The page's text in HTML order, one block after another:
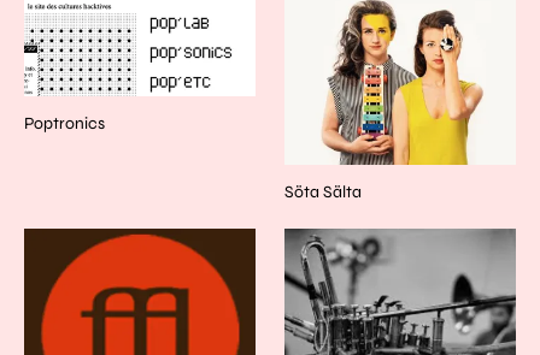
Poptronics
Söta Sälta